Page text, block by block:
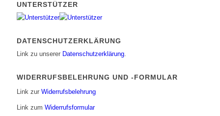
UNTERSTÜTZER
DATENSCHUTZERKLÄRUNG
Link zu unserer Datenschutzerklärung.
WIDERRUFSBELEHRUNG UND -FORMULAR
Link zur Widerrufsbelehrung
Link zum Widerrufsformular